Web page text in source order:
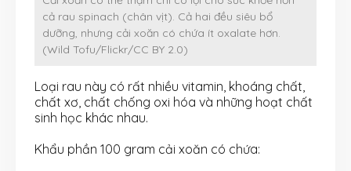
cả rau spinach (chân vịt). Cả hai đều siêu bổ
dưỡng, nhưng cải xoăn có chứa ít oxalate hơn.
(Wild Tofu/Flickr/CC BY 2.0)
Loại rau này có rất nhiều vitamin, khoáng chất,
chất xơ, chất chống oxi hóa và những hoạt chất
sinh học khác nhau.
Khẩu phần 100 gram cải xoăn có chứa: